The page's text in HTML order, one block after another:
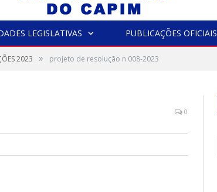
LEGISLATIVAS PUBLICAÇÕES OFICIAIS
2023 » projeto de resolução n 008-2023
0